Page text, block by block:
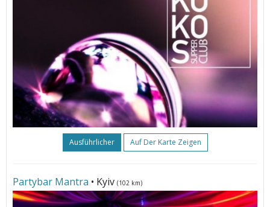
Ausführlicher Auf Der Karte Zeigen
Partybar Mantra • Kyiv (102 km)